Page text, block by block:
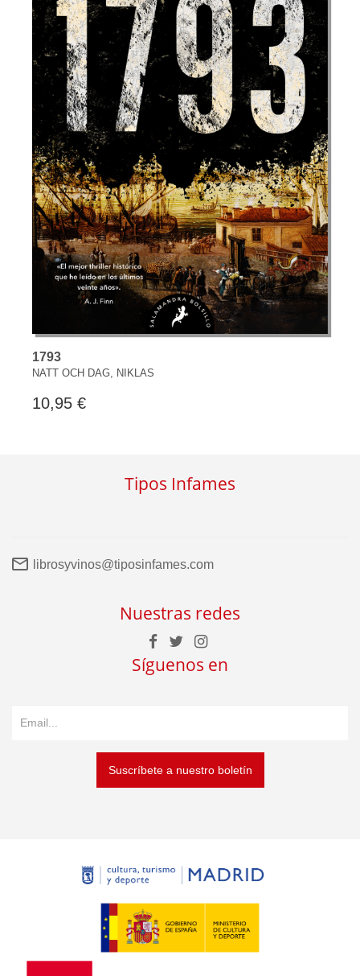
1793
NATT OCH DAG, NIKLAS
10,95 €
Tipos Infames
librosyvinos@tiposinfames.com
Nuestras redes
Síguenos en
Suscríbete a nuestro boletín